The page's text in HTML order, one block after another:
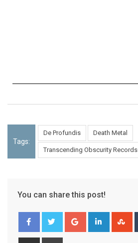
Tags:
De Profundis Death Metal
Transcending Obscurity Records
You can share this post!